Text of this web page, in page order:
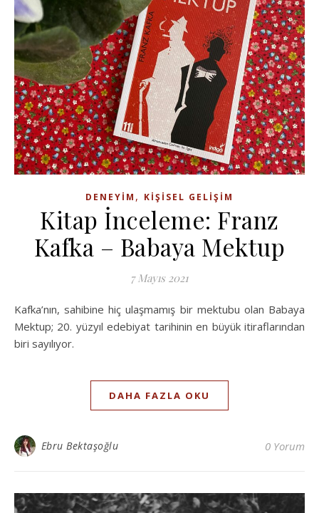
DENEYIM , KIŞISEL GELIŞIM
Kitap İnceleme: Franz
Kafka – Babaya Mektup
7 Mayıs 2021
Kafka’nın, sahibine hiç ulaşmamış bir mektubu olan Babaya
Mektup; 20. yüzyıl edebiyat tarihinin en büyük itiraflarından
biri sayılıyor.
DAHA FAZLA OKU
Ebru Bektaşoğlu 0 Yorum